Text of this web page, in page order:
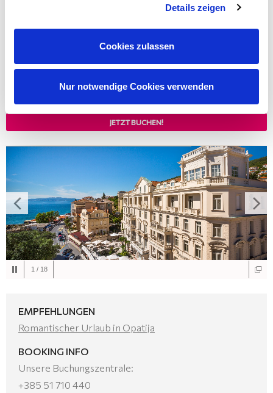
Details zeigen
Cookies zulassen
Nur notwendige Cookies verwenden
Historisches Symbol der Stadt Opatija das mit Eleganz und
Tradition strahlt
150,00
JETZT BUCHEN!
1 / 18
EMPFEHLUNGEN
Romantischer Urlaub in Opatija
BOOKING INFO
Unsere Buchungszentrale:
+385 51 710 440